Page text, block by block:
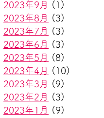
2023年9月
(1)
2023年8月
(3)
2023年7月
(3)
2023年6月
(3)
2023年5月
(8)
2023年4月
(10)
2023年3月
(9)
2023年2月
(3)
2023年1月
(9)